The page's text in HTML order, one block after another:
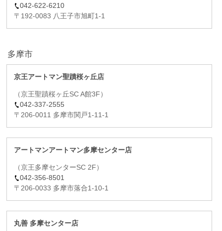
042-622-6210
〒192-0083 八王子市旭町1-1
多摩市
京王アートマン聖蹟桜ヶ丘店
（京王聖蹟桜ヶ丘SC A館3F）
042-337-2555
〒206-0011 多摩市関戸1-11-1
アートマンアートマン多摩センター店
（京王多摩センターSC 2F）
042-356-8501
〒206-0033 多摩市落合1-10-1
丸善 多摩センター店